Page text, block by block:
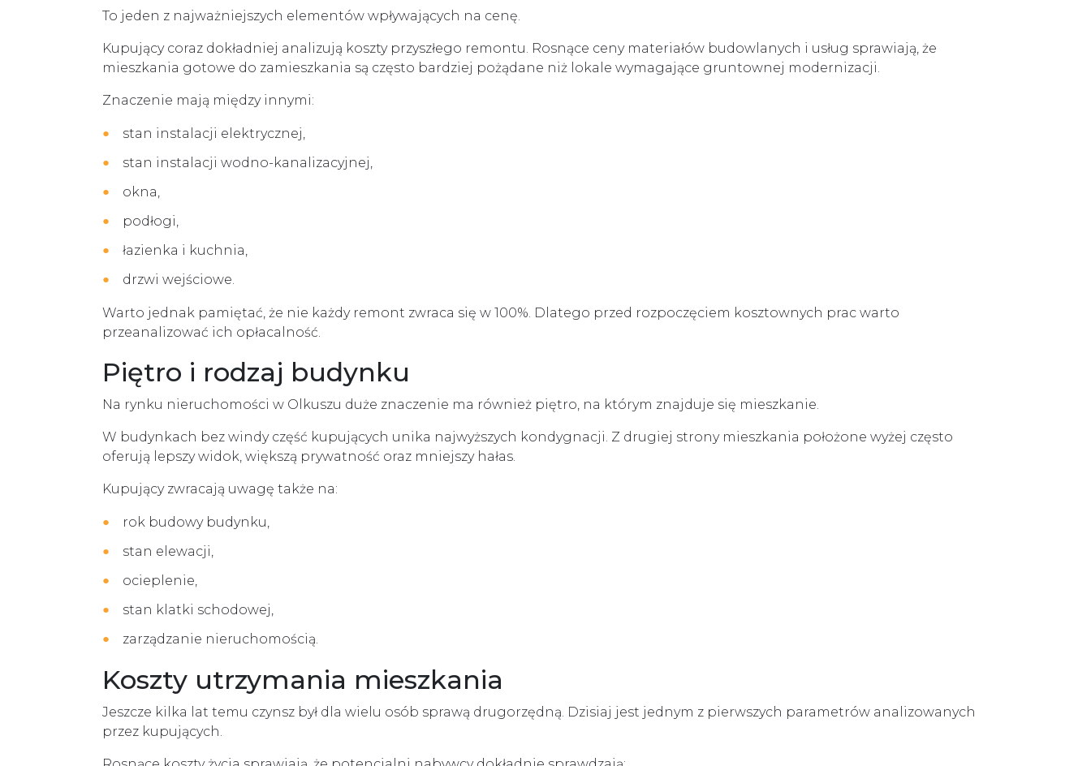
To jeden z najważniejszych elementów wpływających na cenę.
Kupujący coraz dokładniej analizują koszty przyszłego remontu. Rosnące ceny materiałów budowlanych i usług sprawiają, że
mieszkania gotowe do zamieszkania są często bardziej pożądane niż lokale wymagające gruntownej modernizacji.
Znaczenie mają między innymi:
stan instalacji elektrycznej,
stan instalacji wodno-kanalizacyjnej,
okna,
podłogi,
łazienka i kuchnia,
drzwi wejściowe.
Warto jednak pamiętać, że nie każdy remont zwraca się w 100%. Dlatego przed rozpoczęciem kosztownych prac warto
przeanalizować ich opłacalność.
Piętro i rodzaj budynku
Na rynku nieruchomości w Olkuszu duże znaczenie ma również piętro, na którym znajduje się mieszkanie.
W budynkach bez windy część kupujących unika najwyższych kondygnacji. Z drugiej strony mieszkania położone wyżej często
oferują lepszy widok, większą prywatność oraz mniejszy hałas.
Kupujący zwracają uwagę także na:
rok budowy budynku,
stan elewacji,
ocieplenie,
stan klatki schodowej,
zarządzanie nieruchomością.
Koszty utrzymania mieszkania
Jeszcze kilka lat temu czynsz był dla wielu osób sprawą drugorzędną. Dzisiaj jest jednym z pierwszych parametrów analizowanych
przez kupujących.